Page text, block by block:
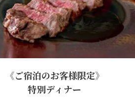
《ご宿泊のお客様限定》
特別ディナー